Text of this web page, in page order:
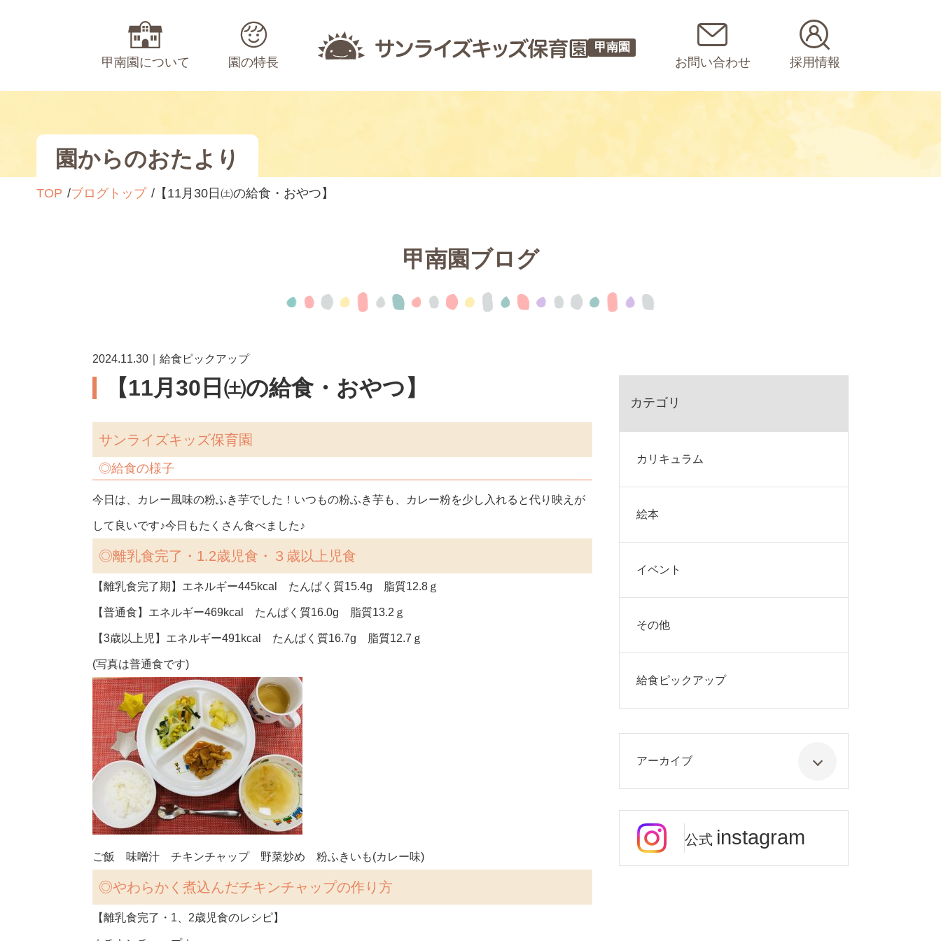
甲南園について 園の特長
甲南園
お問い合わせ 採用情報
園からのおたより
TOP ブログトップ 【11月30日㈯の給食・おやつ】
甲南園ブログ
2024.11.30｜給食ピックアップ
【11月30日㈯の給食・おやつ】
サンライズキッズ保育園
◎給食の様子
今日は、カレー風味の粉ふき芋でした！いつもの粉ふき芋も、カレー粉を少し入れると代り映えが
して良いです♪今日もたくさん食べました♪
◎離乳食完了・1.2歳児食・３歳以上児食
【離乳食完了期】エネルギー445kcal たんぱく質15.4g 脂質12.8ｇ
【普通食】エネルギー469kcal たんぱく質16.0g 脂質13.2ｇ
【3歳以上児】エネルギー491kcal たんぱく質16.7g 脂質12.7ｇ
(写真は普通食です)
ご飯 味噌汁 チキンチャップ 野菜炒め 粉ふきいも(カレー味)
◎やわらかく煮込んだチキンチャップの作り方
【離乳食完了・1、2歳児食のレシピ】
カテゴリ
カリキュラム
絵本
イベント
その他
給食ピックアップ
アーカイブ
公式 instagram